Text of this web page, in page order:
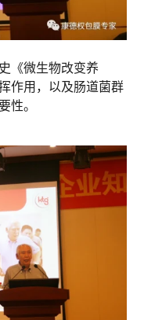
《微生物改变养
作用，以及肠道菌群
性。